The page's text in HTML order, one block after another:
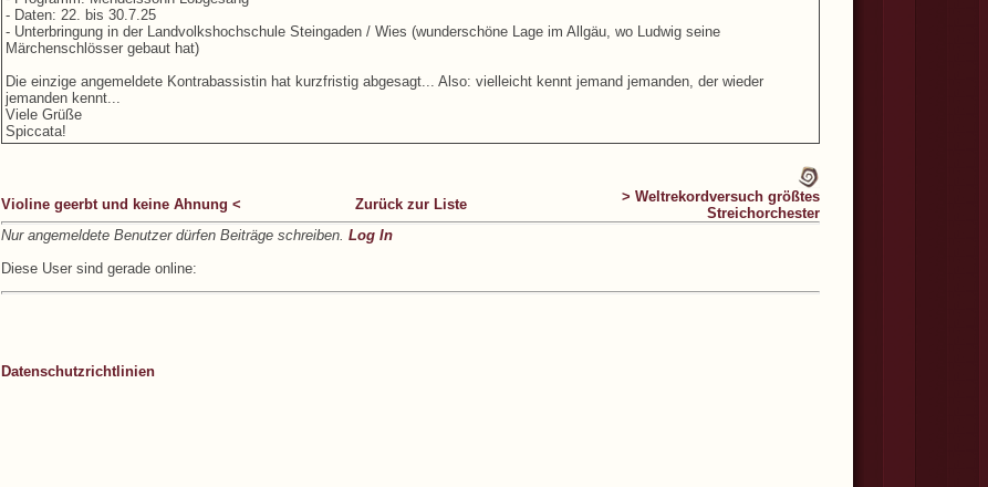
- Daten: 22. bis 30.7.25
- Unterbringung in der Landvolkshochschule Steingaden / Wies (wunderschöne Lage im Allgäu, wo Ludwig seine
Märchenschlösser gebaut hat)
Die einzige angemeldete Kontrabassistin hat kurzfristig abgesagt... Also: vielleicht kennt jemand jemanden, der wieder
jemanden kennt...
Viele Grüße
Spiccata!
Violine geerbt und keine Ahnung < Zurück zur Liste
> Weltrekordversuch größtes
Streichorchester
Nur angemeldete Benutzer dürfen Beiträge schreiben. Log In
Diese User sind gerade online:
Datenschutzrichtlinien